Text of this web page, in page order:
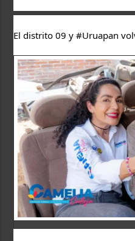
El distrito 09 y #Uruapan